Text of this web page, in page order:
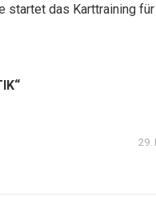
startet das Karttraining
29.